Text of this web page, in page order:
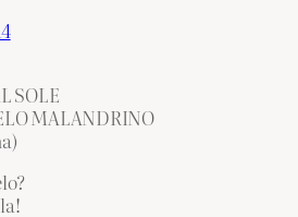
SOLE
MALANDRINO